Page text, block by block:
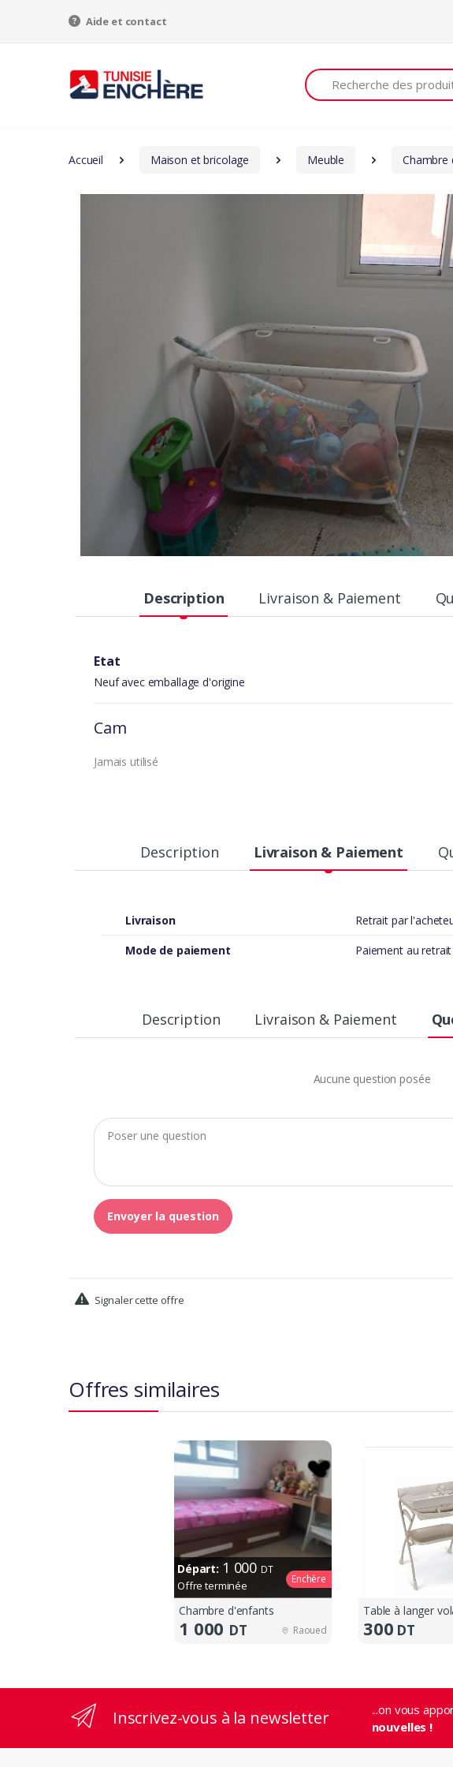
Aide et contact
Recherche
Accueil Maison et bricolage Meuble Chambre
Description Livraison & Paiement
Etat
Neuf avec emballage d'origine
Cam
Jamais utilisé
Description Livraison & Paiement
Livraison
Retrait par
Mode de paiement
Paiement au
Description Livraison & Paiement
Aucune question posée
Envoyer la question
Signaler cette offre
Offres similaires
Départ: 1 000 DT
Offre terminée Enchère
Chambre d'enfants
1 000 DT Raoued
Table à langer
300 DT
Inscrivez-vous à la newsletter ...on vous
nouvelles !